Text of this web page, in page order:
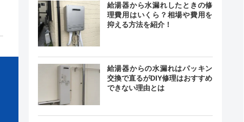
最短30分
給湯器から水漏れしたときの修
理費用はいくら？相場や費用を
抑える方法を紹介！
給湯器からの水漏れはパッキン
交換で直るがDIY修理はおすすめ
できない理由とは